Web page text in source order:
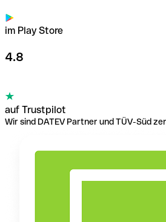
im Play Store
4.8
auf Trustpilot
Wir sind DATEV Partner und TÜV-Süd